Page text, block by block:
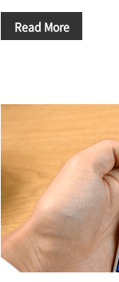
'빠른 소통'이 가능하
받기도하죠. 그래서
타트업이나 중소/중
저'를 사용하는 사례
'잔디(JANDI)'가 뜨고
'잔디'스타트업, 기업
Read More